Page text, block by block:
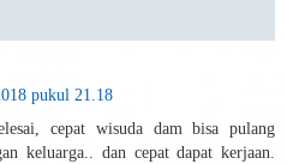
pukul 21.18
cepat wisuda dam bisa pulang
keluarga.. dan cepat dapat kerjaan.